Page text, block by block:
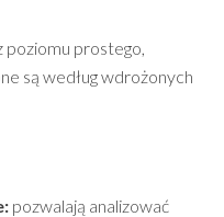
prostego,
są według wdrożonych
pozwalają analizować